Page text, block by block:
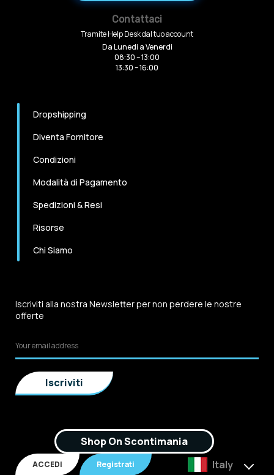
Contattaci
Tramite Help Desk dal tuo account
Da Lunedi a Venerdi
08:30 – 13:00
13:30 – 16:00
Dropshipping
Diventa Fornitore
Condizioni
Modalità di Pagamento
Spedizioni & Resi
Risorse
Chi Siamo
Iscriviti alla nostra Newsletter per non perdere le nostre
offerte
Shop On Scontimania
ACCEDI Registrati Italy